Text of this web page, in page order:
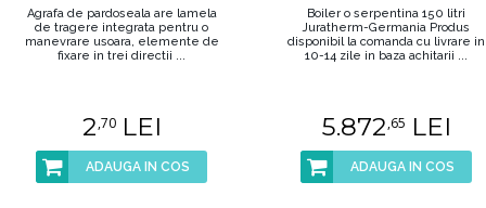
Agrafa de pardoseala are lamela
de tragere integrata pentru o
manevrare usoara, elemente de
fixare in trei directii ...
2,70LEI
ADAUGA IN COS
Boiler o serpentina 150 litri
Juratherm-Germania Produs
disponibil la comanda cu livrare in
10-14 zile in baza achitarii ...
5.872,65LEI
ADAUGA IN COS